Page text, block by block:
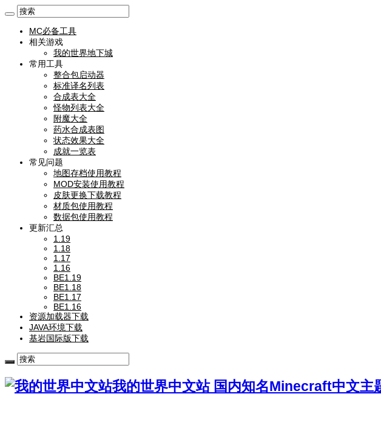
MC必备工具
相关游戏
我的世界地下城
常用工具
整合包启动器
标准译名列表
合成表大全
怪物列表大全
附魔大全
药水合成表图
状态效果大全
成就一览表
常见问题
地图存档使用教程
MOD安装使用教程
皮肤更换下载教程
材质包使用教程
数据包使用教程
更新汇总
1.19
1.18
1.17
1.16
BE1.19
BE1.18
BE1.17
BE1.16
资源加载器下载
JAVA环境下载
基岩国际版下载
我的世界中文站 国内知名Minecraft中文主